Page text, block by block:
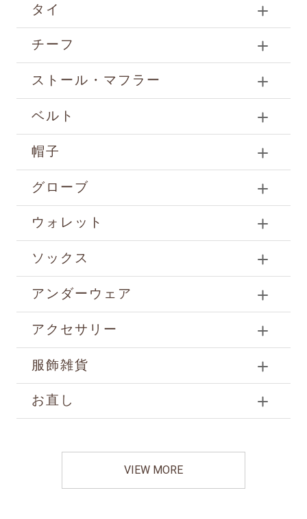
タイ
チーフ
ストール・マフラー
ベルト
帽子
グローブ
ウォレット
ソックス
アンダーウェア
アクセサリー
服飾雑貨
お直し
VIEW MORE